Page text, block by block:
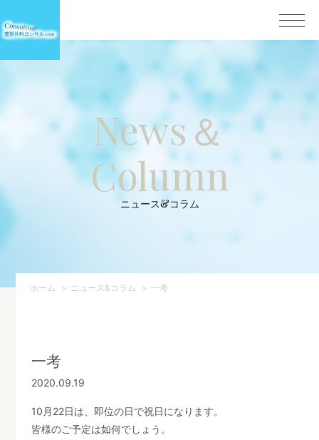
News＆
Column
ニュース&コラム
ホーム ニュース&コラム 一考
一考
2020.09.19
10月22日は、即位の日で祝日になります。
皆様のご予定は如何でしょう。